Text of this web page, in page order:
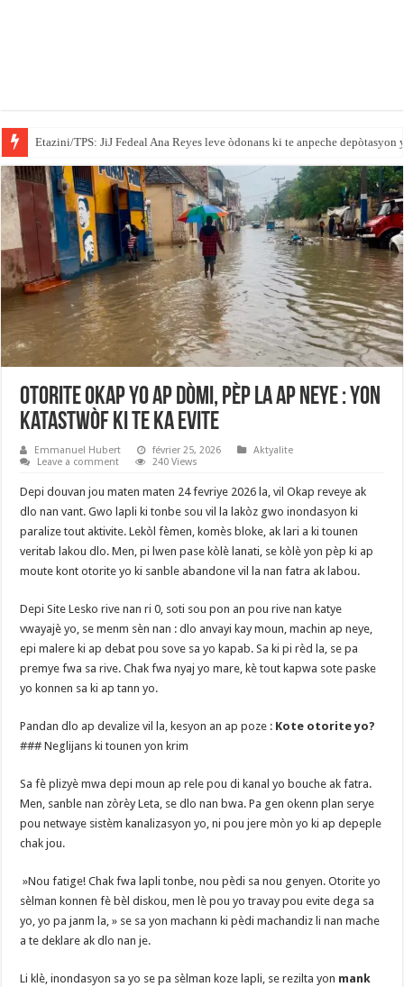
Etazini/TPS: JiJ Fedeal Ana Reyes leve òdonans ki te anpeche depòtasyon
​Otorite Okap yo ap dòmi, pèp la ap neye : Yon
katastwòf ki te ka evite
Emmanuel Hubert février 25, 2026
Aktyalite
Leave a comment
240 Views
Depi douvan jou maten maten 24 fevriye 2026 la, vil Okap reveye ak
dlo nan vant. Gwo lapli ki tonbe sou vil la lakòz gwo inondasyon ki
paralize tout aktivite. Lekòl fèmen, komès bloke, ak lari a ki tounen
veritab lakou dlo. Men, pi lwen pase kòlè lanati, se kòlè yon pèp ki ap
moute kont otorite yo ki sanble abandone vil la nan fatra ak labou.
​Depi Site Lesko rive nan ri 0, soti sou pon an pou rive nan katye
vwayajè yo, se menm sèn nan : dlo anvayi kay moun, machin ap neye,
epi malere ki ap debat pou sove sa yo kapab. Sa ki pi rèd la, se pa
premye fwa sa rive. Chak fwa nyaj yo mare, kè tout kapwa sote paske
yo konnen sa ki ap tann yo.
​Pandan dlo ap devalize vil la, kesyon an ap poze : Kote otorite yo?
### Neglijans ki tounen yon krim
Sa fè plizyè mwa depi moun ap rele pou di kanal yo bouche ak fatra.
Men, sanble nan zòrèy Leta, se dlo nan bwa. Pa gen okenn plan serye
pou netwaye sistèm kanalizasyon yo, ni pou jere mòn yo ki ap depeple
chak jou.
​ »Nou fatige! Chak fwa lapli tonbe, nou pèdi sa nou genyen. Otorite yo
sèlman konnen fè bèl diskou, men lè pou yo travay pou evite dega sa
yo, yo pa janm la, » se sa yon machann ki pèdi machandiz li nan mache
a te deklare ak dlo nan je.
​Li klè, inondasyon sa yo se pa sèlman koze lapli, se rezilta yon mank